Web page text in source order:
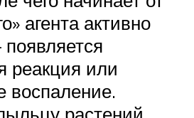
агента активно
реакция или
воспаление.